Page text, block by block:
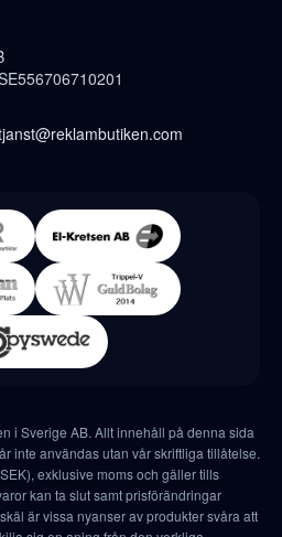
i Sverige AB. Allt innehåll på denna sida
inte användas utan vår skriftliga tillåtelse.
exklusive moms och gäller tills
kan ta slut samt prisförändringar
är vissa nyanser av produkter svåra att